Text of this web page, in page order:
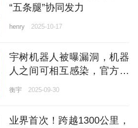
“五条腿”协同发力
henry 2025-10-17
宇树机器人被曝漏洞，机器
人之间可相互感染，官方火
速回应
衡宇 2025-09-30
业界首次！跨越1300公里，